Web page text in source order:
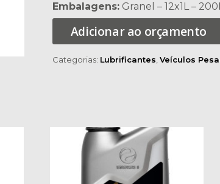
Embalagens:Granel – 12x1L –
Adicionar ao orçamento
Categorias: Lubrificantes Veículos